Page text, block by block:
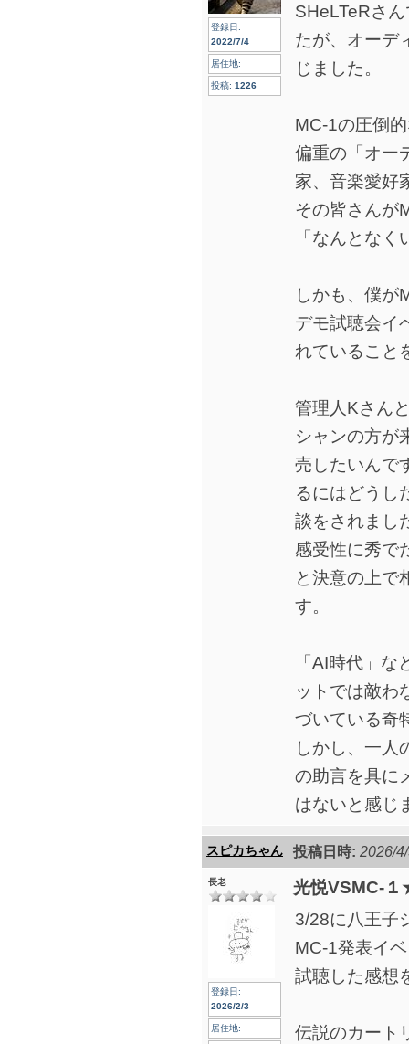
登録日:
2022/7/4
居住地:
投稿: 1226
SHeLTeRさ
たが、オーデ
じました。
MC-1の圧倒
偏重の「オー
家、音楽愛好
その皆さんが
「なんとな
しかも、僕が
デモ試聴会イ
れていること
管理人Kさん
シャンの方が
売したいんで
るにはどうし
談をされまし
感受性に秀で
と決意の上で
す。
「AI時代」
ットでは敵わ
づいている奇
しかし、一人
の助言を具に
はないと感じ
スピカちゃん 投稿日時: 2026/
長老
登録日:
2026/2/3
居住地:
光悦VSMC-
3/28に八王子
MC-1発表イ
試聴した感想
伝説のカート